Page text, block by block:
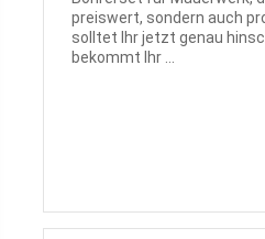
preiswert, sondern auch
solltet Ihr jetzt genau
bekommt Ihr ...